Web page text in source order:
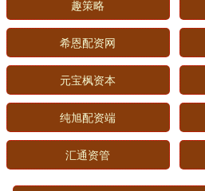
趣策略
希恩配资网
元宝枫资本
纯旭配资端
汇通资管